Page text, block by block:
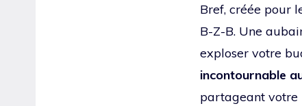
Bref, créée pour
B-Z-B. Une
exploser votre
incontournable
partageant votre